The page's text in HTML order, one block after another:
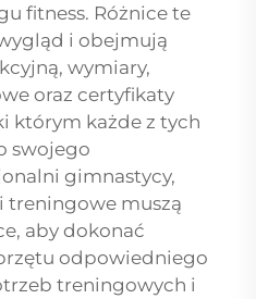
fitness. Różnice te
i obejmują
wymiary,
oraz certyfikaty
którym każde z tych
swojego
gimnastycy,
treningowe muszą
aby dokonać
odpowiedniego
treningowych i